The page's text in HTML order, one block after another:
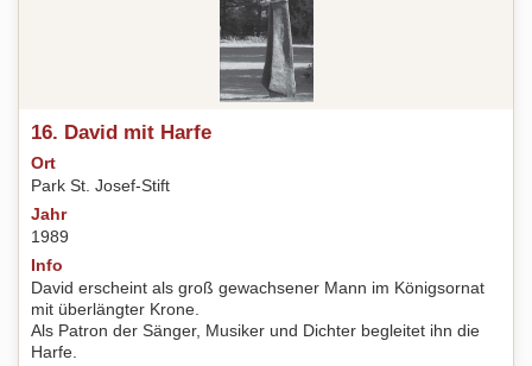
16. David mit Harfe
Ort
Park St. Josef-Stift
Jahr
1989
Info
David erscheint als groß gewachsener Mann im Königsornat
mit überlängter Krone.
Als Patron der Sänger, Musiker und Dichter begleitet ihn die
Harfe.